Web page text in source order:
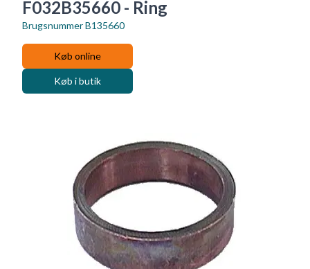
F032B35660 - Ring
BrugsnummerB135660
Køb online
Køb i butik